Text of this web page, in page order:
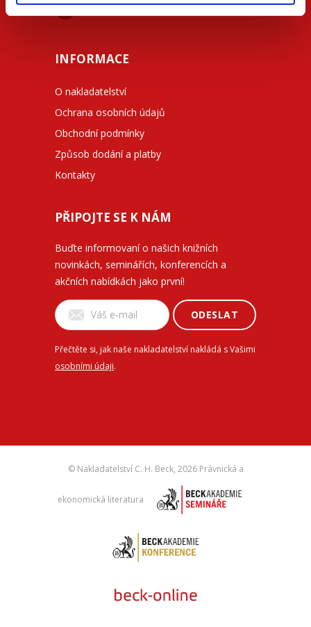
facebook.com/beck.cz
INFORMACE
O nakladatelství
Ochrana osobních údajů
Obchodní podmínky
Způsob dodání a platby
Kontakty
PŘIPOJTE SE K NÁM
Buďte informovaní o našich knižních
novinkách, seminářích, konferencích a
akčních nabídkách jako první!
ODESLAT
Přečtěte si, jak naše nakladatelství nakládá s Vašimi
osobními údaji.
© Nakladatelství C. H. Beck, 2026 Právnická a
ekonomická literatura